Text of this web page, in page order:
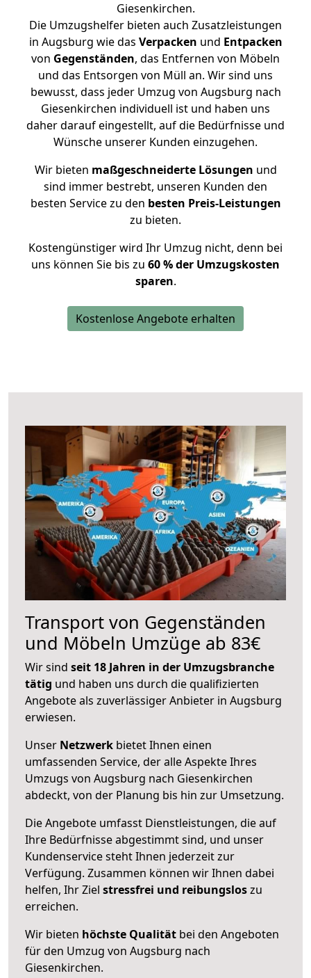
Giesenkirchen.
Die Umzugshelfer bieten auch Zusatzleistungen
in Augsburg wie das Verpacken und Entpacken
von Gegenständen, das Entfernen von Möbeln
und das Entsorgen von Müll an. Wir sind uns
bewusst, dass jeder Umzug von Augsburg nach
Giesenkirchen individuell ist und haben uns
daher darauf eingestellt, auf die Bedürfnisse und
Wünsche unserer Kunden einzugehen.
Wir bieten maßgeschneiderte Lösungen und
sind immer bestrebt, unseren Kunden den
besten Service zu den besten Preis-Leistungen
zu bieten.
Kostengünstiger wird Ihr Umzug nicht, denn bei
uns können Sie bis zu 60 % der Umzugskosten
sparen.
Kostenlose Angebote erhalten
Transport von Gegenständen
und Möbeln Umzüge ab 83€
Wir sind seit 18 Jahren in der Umzugsbranche
tätig und haben uns durch die qualifizierten
Angebote als zuverlässiger Anbieter in Augsburg
erwiesen.
Unser Netzwerk bietet Ihnen einen
umfassenden Service, der alle Aspekte Ihres
Umzugs von Augsburg nach Giesenkirchen
abdeckt, von der Planung bis hin zur Umsetzung.
Die Angebote umfasst Dienstleistungen, die auf
Ihre Bedürfnisse abgestimmt sind, und unser
Kundenservice steht Ihnen jederzeit zur
Verfügung. Zusammen können wir Ihnen dabei
helfen, Ihr Ziel stressfrei und reibungsloszu
erreichen.
Wir bieten höchste Qualität bei den Angeboten
für den Umzug von Augsburg nach
Giesenkirchen.